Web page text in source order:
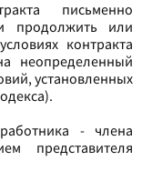
письменно
продолжить или
контракта
неопределенный
установленных
- члена
представителя